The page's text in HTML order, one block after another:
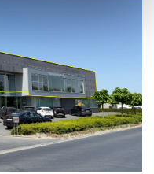
media te bieden
Ook delen we
site met onze
en analyse. Deze
met andere
of die ze hebben
van hun services.